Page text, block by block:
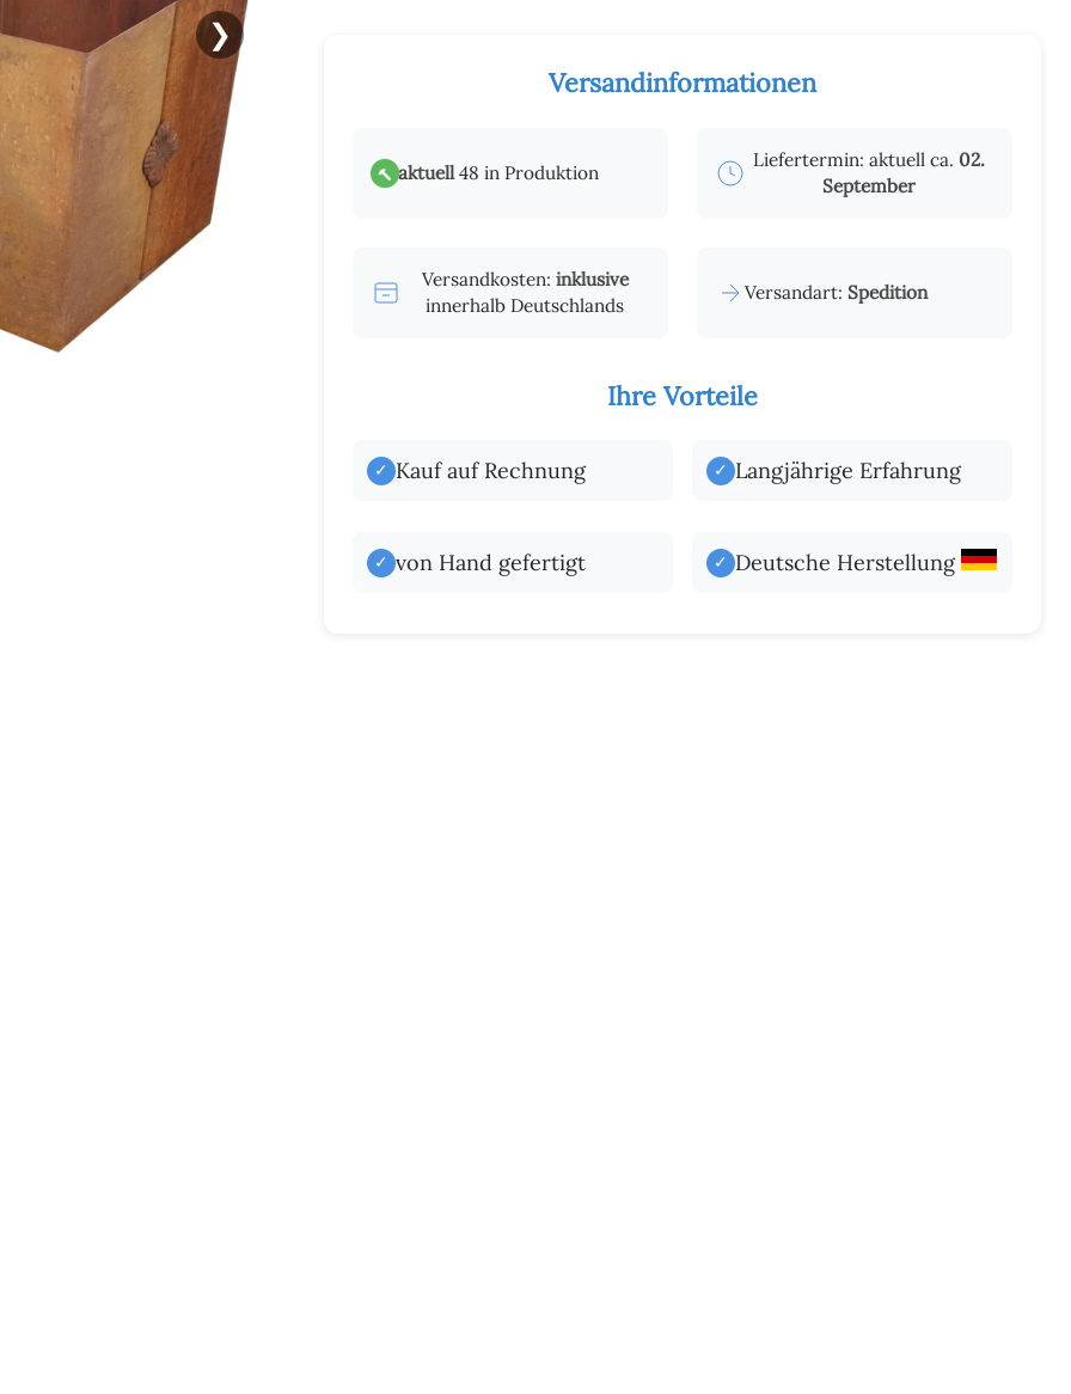
❯
Versandinformationen
🔨 aktuell 48 in Produktion
Liefertermin: aktuell ca. 02.
September
Versandkosten: inklusive
innerhalb Deutschlands
Versandart: Spedition
Ihre Vorteile
✓ Kauf auf Rechnung ✓ Langjährige Erfahrung
✓ von Hand gefertigt ✓ Deutsche Herstellung